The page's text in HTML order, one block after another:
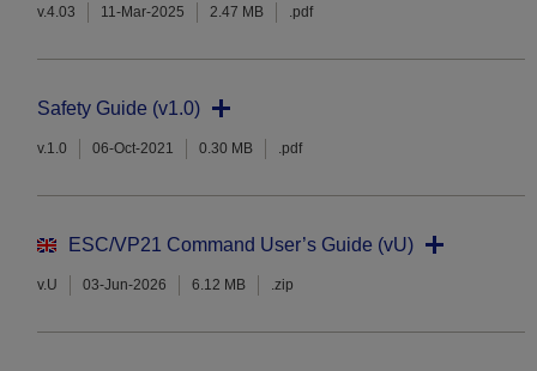
v.4.03 11-Mar-2025 2.47 MB .pdf
Safety Guide (v1.0)
v.1.0 06-Oct-2021 0.30 MB .pdf
ESC/VP21 Command User’s Guide (vU)
v.U 03-Jun-2026 6.12 MB .zip